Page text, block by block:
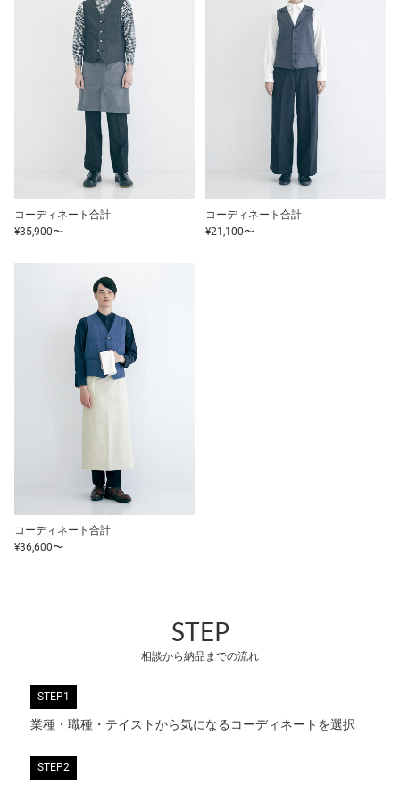
コーディネート合計
¥35,900〜
コーディネート合計
¥21,100〜
コーディネート合計
¥36,600〜
STEP
相談から納品までの流れ
STEP1
業種・職種・テイストから気になるコーディネートを選択
STEP2